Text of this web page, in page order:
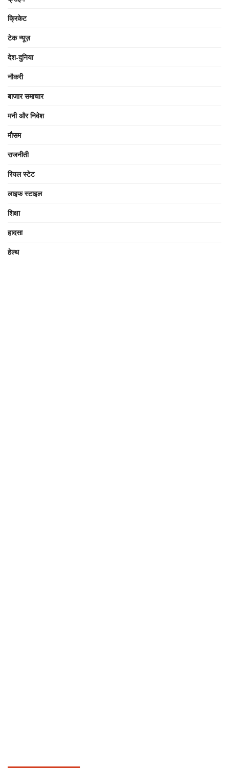
क्रिकेट
टेक न्यूज़
देश-दुनिया
नौकरी
बाजार समाचार
मनी और निवेश
मौसम
राजनीती
रियल स्टेट
लाइफ स्टाइल
शिक्षा
हादसा
हेल्थ